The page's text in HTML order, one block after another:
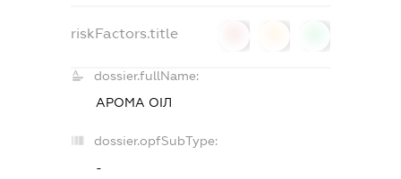
riskFactors.title
dossier.fullName:
АРОМА ОІЛ
dossier.opfSubType:
-